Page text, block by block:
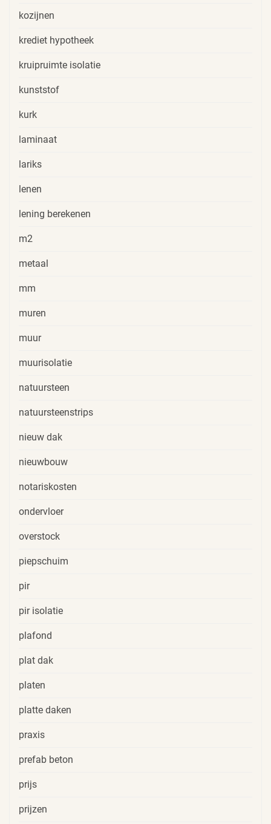
kozijnen
krediet hypotheek
kruipruimte isolatie
kunststof
kurk
laminaat
lariks
lenen
lening berekenen
m2
metaal
mm
muren
muur
muurisolatie
natuursteen
natuursteenstrips
nieuw dak
nieuwbouw
notariskosten
ondervloer
overstock
piepschuim
pir
pir isolatie
plafond
plat dak
platen
platte daken
praxis
prefab beton
prijs
prijzen